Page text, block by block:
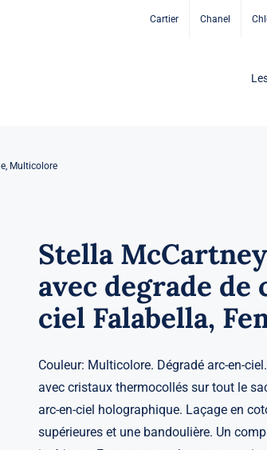
Cartier Chanel
Multicolore
Stella
avec degrade
ciel Falabella,
Couleur: Multicolore. Dégradé arc-en-
avec cristaux thermocollés sur tout le
arc-en-ciel holographique. Laçage en
supérieures et une bandoulière. Un